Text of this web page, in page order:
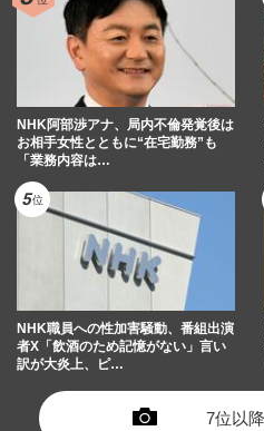
NHK阿部渉アナ、局内不倫発覚後は
お相手女性とともに“在宅勤務”も
「業務内容は…
NHK職員への性加害騒動、番組出演
者X「飲酒のため記憶がない」言い
訳が大炎上、ピ…
7位以